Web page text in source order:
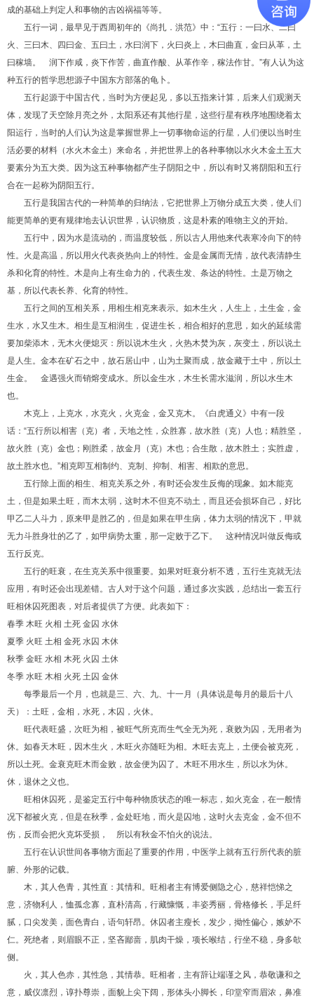
成的基础上判定人和事物的吉凶祸福等等。
五行一词，最早见于西周初年的《尚扎．洪范》中：“五行：一曰水、二曰
火、三曰木、四曰金、五曰土，水曰润下，火曰炎上，木曰曲直，金曰从革，土
曰稼墙。 润下作咸，炎下作苦，曲直作酸、从革作辛，稼法作甘。”有人认为这
种五行的哲学思想源子中国东方部落的龟卜。
五行起源于中国古代，当时为方便起见，多以五指来计算，后来人们观测天
体，发现了天空除月亮之外，太阳系还有其他行星，这些行星有秩序地围绕着太
阳运行，当时的人们认为这是掌握世界上一切事物命运的行星，人们便以当时生
活必要的材料（水火木金土）来命名，并把世界上的各种事物以水火木金土五大
要素分为五大类。因为这五种事物都产生子阴阳之中，所以有时又将阴阳和五行
合在一起称为阴阳五行。
五行是我国古代的一种简单的归纳法，它把世界上万物分成五大类，使人们
能更简单的更有规律地去认识世界，认识物质，这是朴素的唯物主义的开始。
五行中，因为水是流动的，而温度较低，所以古人用他来代表寒冷向下的特
性。火是高温，所以用火代表炎热向上的特性。金是金属而无情，故代表清静生
杀和化育的特性。木是向上有生命力的，代表生发、条达的特性。土是万物之
基，所以代表长养、化育的特性。
五行之间的互相关系，用相生相克来表示。如木生火，人生上，土生金，金
生水，水又生木。相生是互相润生，促进生长，相合相好的意思，如火的延续需
要加柴添木，无木火便熄灭：所以说木生火，火热木焚为灰，灰变土，所以说土
是人生。金本在矿石之中，故石居山中，山为土聚而成，故金藏于土中，所以土
生金。 金遇强火而销熔变成水。所以金生水，木生长需水滋润，所以水生木
也。
木克上，上克水，水克火，火克金，金又克木。《白虎通义》中有一段
话：“五行所以相害（克）者，天地之性，众胜寡，故水胜（克）人也；精胜坚，
故火胜（克）金也；刚胜柔，故金月（克）木也；合生散，故木胜土；实胜虚，
故土胜水也。”相克即互相制约、克制、抑制、相害、相欺的意思。
五行除上面的相生、相克关系之外，有时还会发生反侮的现象。如木能克
土，但是如果土旺，而木太弱，这时木不但克不动土，而且还会损坏自己，好比
甲乙二人斗力，原来甲是胜乙的，但是如果在甲生病，体力太弱的情况下，甲就
无力斗胜身壮的乙了，如甲病势太重，那一定败于乙下。 这种情况叫做反侮或
五行反克。
五行的旺衰，在生克关系中很重要。如果对旺衰分析不透，五行生克就无法
应用，有时还会出现差错。古人对于这个问题，通过多次实践，总结出一套五行
旺相休囚死图表，对后者提供了方便。此表如下：
春季 木旺 火相 土死 金囚 水休
夏季 火旺 土相 金死 水囚 木休
秋季 金旺 水相 木死 火囚 土休
冬季 水旺 木相 火死 土囚 金休
每季最后一个月，也就是三、六、九、十一月（具体说是每月的最后十八
天）：土旺，金相，水死，木囚，火休。
旺代表旺盛，次旺为相，被旺气所克而生气全无为死，衰败为囚，无用者为
休。如春天木旺，因木生火，木旺火亦随旺为相。木旺去克上，土便会被克死，
所以土死。金衰克旺木而金败，故金便为囚了。木旺不用水生，所以水为休。
休，退休之义也。
旺相休囚死，是鉴定五行中每种物质状态的唯一标志，如火克金，在一般情
况下都被火克，但是在秋季，金处旺地，而火是囚地，这时火去克金，金不但不
伤，反而会把火克坏受损， 所以有秋金不怕火的说法。
五行在认识世间各事物方面起了重要的作用，中医学上就有五行所代表的脏
腑、外形的记载。
木，其人色青，其性直：其情和。旺相者主有博爱侧隐之心，慈祥恺悌之
意，济物利人，恤孤念寡，直朴清高，行藏慷慨，丰姿秀丽，骨格修长，手足纤
腻，口尖发美，面色青白，语句轩昂。休囚者主瘦长，发少，拗性偏心，嫉妒不
仁。死绝者，则眉眼不正，坚吝鄙啬，肌肉干燥，项长喉结，行坐不稳，身多欹
侧。
火，其人色赤，其性急，其情恭。旺相者，主有辞让端谨之风，恭敬谦和之
意，威仪凛烈，谆扑尊崇，面貌上尖下阔，形体头小脚长，印堂窄而眉浓，鼻准